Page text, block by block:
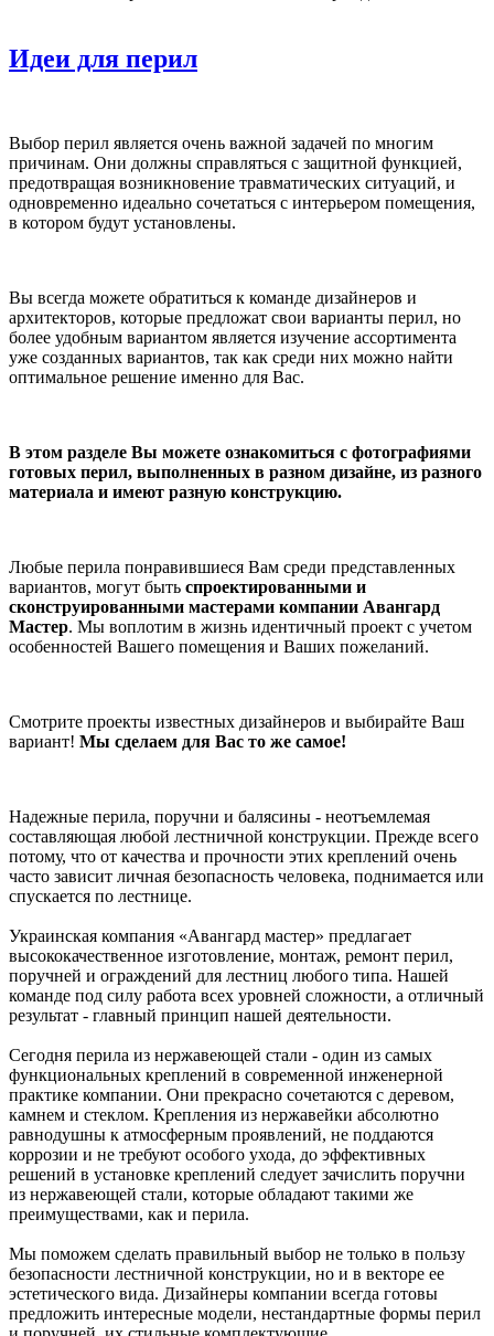
Идеи для перил
Выбор перил является очень важной задачей по многим
причинам. Они должны справляться с защитной функцией,
предотвращая возникновение травматических ситуаций, и
одновременно идеально сочетаться с интерьером помещения,
в котором будут установлены.
Вы всегда можете обратиться к команде дизайнеров и
архитекторов, которые предложат свои варианты перил, но
более удобным вариантом является изучение ассортимента
уже созданных вариантов, так как среди них можно найти
оптимальное решение именно для Вас.
В этом разделе Вы можете ознакомиться с фотографиями
готовых перил, выполненных в разном дизайне, из разного
материала и имеют разную конструкцию.
Любые перила понравившиеся Вам среди представленных
вариантов, могут быть спроектированными и
сконструированными мастерами компании Авангард
Мастер. Мы воплотим в жизнь идентичный проект с учетом
особенностей Вашего помещения и Ваших пожеланий.
Смотрите проекты известных дизайнеров и выбирайте Ваш
вариант! Мы сделаем для Вас то же самое!
Надежные перила, поручни и балясины - неотъемлемая
составляющая любой лестничной конструкции. Прежде всего
потому, что от качества и прочности этих креплений очень
часто зависит личная безопасность человека, поднимается или
спускается по лестнице.
Украинская компания «Авангард мастер» предлагает
высококачественное изготовление, монтаж, ремонт перил,
поручней и ограждений для лестниц любого типа. Нашей
команде под силу работа всех уровней сложности, а отличный
результат - главный принцип нашей деятельности.
Сегодня перила из нержавеющей стали - один из самых
функциональных креплений в современной инженерной
практике компании. Они прекрасно сочетаются с деревом,
камнем и стеклом. Крепления из нержавейки абсолютно
равнодушны к атмосферным проявлений, не поддаются
коррозии и не требуют особого ухода, до эффективных
решений в установке креплений следует зачислить поручни
из нержавеющей стали, которые обладают такими же
преимуществами, как и перила.
Мы поможем сделать правильный выбор не только в пользу
безопасности лестничной конструкции, но и в векторе ее
эстетического вида. Дизайнеры компании всегда готовы
предложить интересные модели, нестандартные формы перил